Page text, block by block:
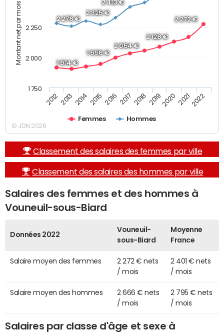
Montant net par mois (€) 1 914 €
1 996 €
2 054 €
2 128 €
2 272 €
2 278 €
2 325 €
2 413 €
Femmes Hommes
2012 2013 2014 2015 2016 2017 2018 20192020 20212022
1 750
2 000
2 250
© JDN 2026
Classement des salaires des femmes par ville
Classement des salaires des hommes par ville
Salaires des femmes et des hommes à
Vouneuil-sous-Biard
Données 2022
Vouneuil-
sous-Biard
Moyenne
France
Salaire moyen des femmes
2 272 € nets
/ mois
2 401 € nets
/ mois
Salaire moyen des hommes
2 666 € nets
/ mois
2 795 € nets
/ mois
Salaires par classe d'âge et sexe à